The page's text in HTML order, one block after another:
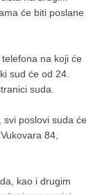
će biti poslane
na koji će
sud će od 24.
suda.
poslovi suda će
84,
kao i drugim